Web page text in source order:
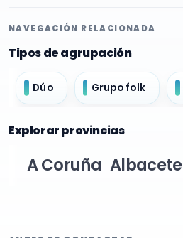
NAVEGACIÓN RELACIONADA
Tipos de agrupación
Dúo Grupo folk
Explorar provincias
A Coruña Albacete